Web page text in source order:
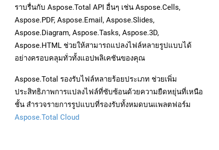
ราบรื่นกับ Aspose.Total API อื่นๆ เช่น Aspose.Cells,
Aspose.PDF, Aspose.Email, Aspose.Slides,
Aspose.Diagram, Aspose.Tasks, Aspose.3D,
Aspose.HTML ช่วยให้สามารถแปลงไฟล์หลายรูปแบบได้
อย่างครอบคลุมทั่วทั้งแอปพลิเคชันของคุณ
Aspose.Total รองรับไฟล์หลายร้อยประเภท ช่วยเพิ่ม
ประสิทธิภาพการแปลงไฟล์ที่ซับซ้อนด้วยความยืดหยุ่นที่เหนือ
ชั้น สำรวจรายการรูปแบบที่รองรับทั้งหมดบนแพลตฟอร์ม
Aspose.Total Cloud